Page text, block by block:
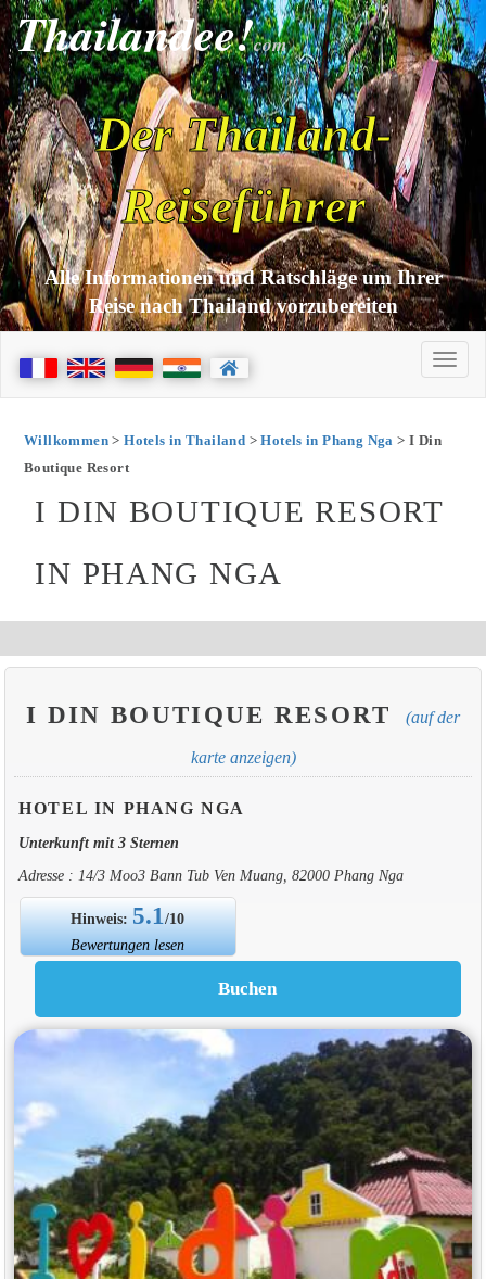
Thailandee!com
Der Thailand-
Reiseführer
Alle Informationen und Ratschläge um Ihrer
Reise nach Thailand vorzubereiten
Willkommen>Hotels in Thailand >Hotels in Phang Nga > I Din
Boutique Resort
I DIN BOUTIQUE RESORT
IN PHANG NGA
I DIN BOUTIQUE RESORT (auf der
karte anzeigen)
HOTEL IN PHANG NGA
Unterkunft mit 3 Sternen
Adresse : 14/3 Moo3 Bann Tub Ven Muang, 82000 Phang Nga
Hinweis:5.1/10
Bewertungen lesen